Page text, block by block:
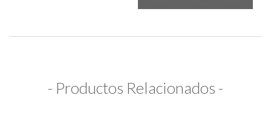
- Productos Relacionados -